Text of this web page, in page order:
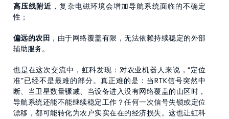
高压线附近 ，复杂电磁环境会增加导航系统面临的不确定
性；
偏远的农田 ，由于网络覆盖有限，无法依赖持续稳定的外部
辅助服务。
也是在这次交流中，虹科发现：对农业机器人来说，“定位
准”已经不是最难的部分。真正难的是：当RTK信号突然中
断、当卫星数量骤减、当设备进入没有网络覆盖的山区时，
导航系统还能不能继续稳定工作？任何一次信号失锁或定位
漂移，都可能转化为农户实实在在的经济损失。这也让虹科